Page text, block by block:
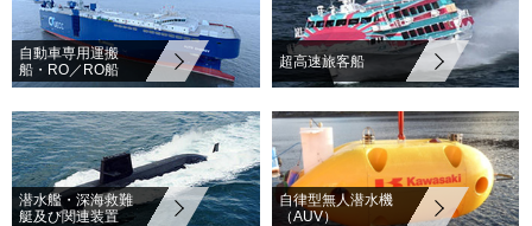
自動車専用運搬
船・RO／RO船
超高速旅客船
潜水艦・深海救難
艇及び関連装置
自律型無人潜水機
（AUV）